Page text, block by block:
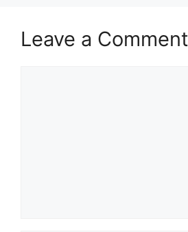
Leave a Comment